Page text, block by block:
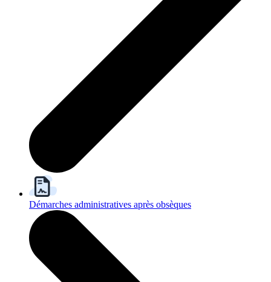
Démarches administratives après obsèques